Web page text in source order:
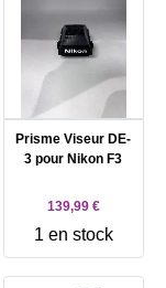
Prisme Viseur DE-
3 pour Nikon F3
139,99 €
1 en stock